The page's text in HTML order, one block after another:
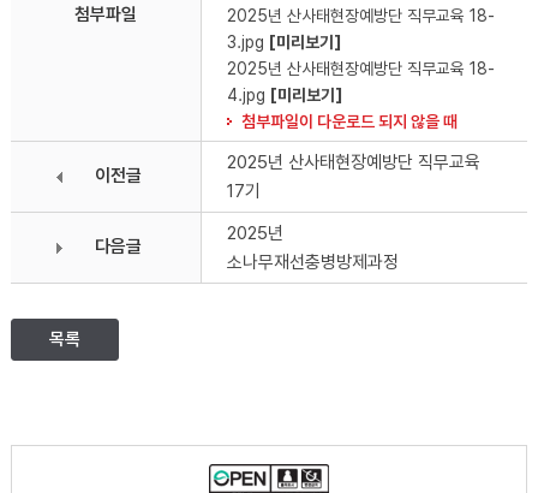
첨부파일
2025년 산사태현장예방단 직무교육 18-
3.jpg [미리보기]
2025년 산사태현장예방단 직무교육 18-
4.jpg [미리보기]
첨부파일이 다운로드 되지 않을 때
이전글
2025년 산사태현장예방단 직무교육
17기
다음글
2025년
소나무재선충병방제과정
목록